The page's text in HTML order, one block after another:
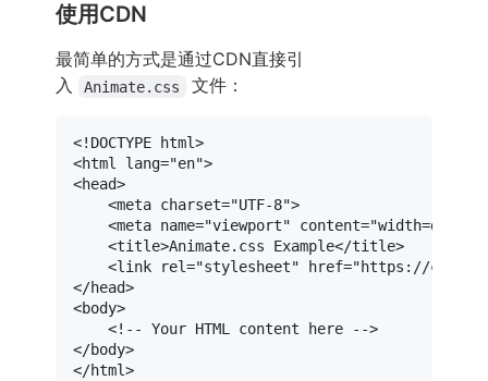
使用CDN
最简单的方式是通过CDN直接引
入
Animate.css 文件：
<!DOCTYPE html>
<html lang="en">
<head>
<meta charset="UTF-8">
<meta name="viewport" content=
<title>Animate.css Example</title>
<link rel="stylesheet" href="https://
</head>
<body>
<!-- Your HTML content here -->
</body>
</html>